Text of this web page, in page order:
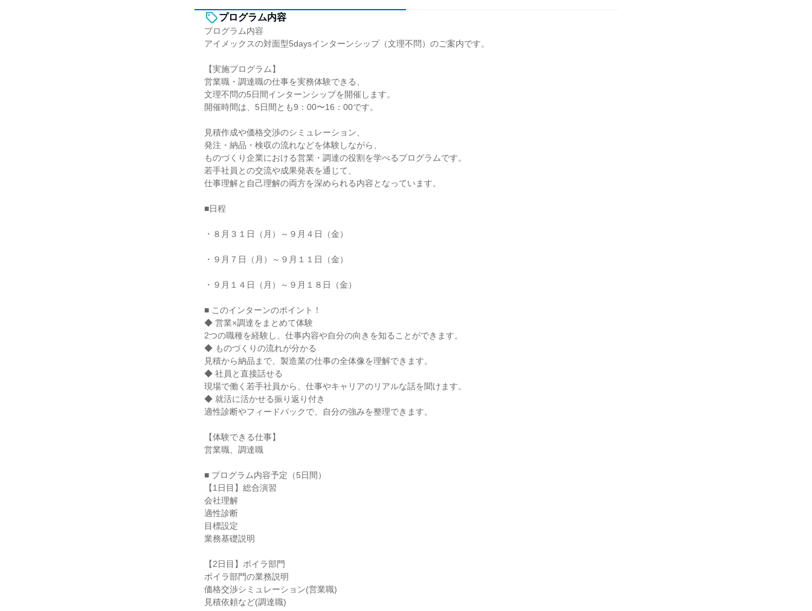
プログラム内容
プログラム内容
アイメックスの対面型5daysインターンシップ（文理不問）のご案内です。
【実施プログラム】
営業職・調達職の仕事を実務体験できる、
文理不問の5日間インターンシップを開催します。
開催時間は、5日間とも9：00〜16：00です。
見積作成や価格交渉のシミュレーション、
発注・納品・検収の流れなどを体験しながら、
ものづくり企業における営業・調達の役割を学べるプログラムです。
若手社員との交流や成果発表を通じて、
仕事理解と自己理解の両方を深められる内容となっています。
■日程
・８月３１日（月）～９月４日（金）
・９月７日（月）～９月１１日（金）
・９月１４日（月）～９月１８日（金）
■ このインターンのポイント！
◆ 営業×調達をまとめて体験
2つの職種を経験し、仕事内容や自分の向きを知ることができます。
◆ ものづくりの流れが分かる
見積から納品まで、製造業の仕事の全体像を理解できます。
◆ 社員と直接話せる
現場で働く若手社員から、仕事やキャリアのリアルな話を聞けます。
◆ 就活に活かせる振り返り付き
適性診断やフィードバックで、自分の強みを整理できます。
【体験できる仕事】
営業職、調達職
■ プログラム内容予定（5日間）
【1日目】総合演習
会社理解
適性診断
目標設定
業務基礎説明
【2日目】ボイラ部門
ボイラ部門の業務説明
価格交渉シミュレーション(営業職)
見積依頼など(調達職)